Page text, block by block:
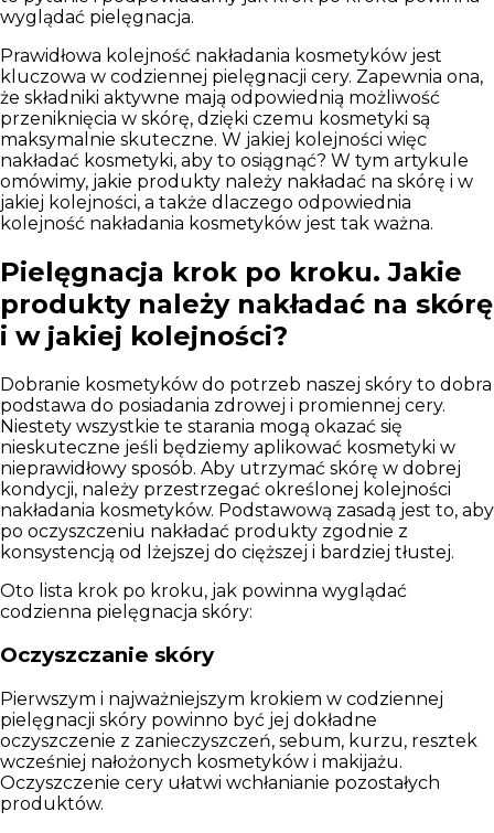
wyglądać pielęgnacja.
Prawidłowa kolejność nakładania kosmetyków jest
kluczowa w codziennej pielęgnacji cery. Zapewnia ona,
że składniki aktywne mają odpowiednią możliwość
przeniknięcia w skórę, dzięki czemu kosmetyki są
maksymalnie skuteczne. W jakiej kolejności więc
nakładać kosmetyki, aby to osiągnąć? W tym artykule
omówimy, jakie produkty należy nakładać na skórę i w
jakiej kolejności, a także dlaczego odpowiednia
kolejność nakładania kosmetyków jest tak ważna.
Pielęgnacja krok po kroku. Jakie
produkty należy nakładać na skórę
i w jakiej kolejności?
Dobranie kosmetyków do potrzeb naszej skóry to dobra
podstawa do posiadania zdrowej i promiennej cery.
Niestety wszystkie te starania mogą okazać się
nieskuteczne jeśli będziemy aplikować kosmetyki w
nieprawidłowy sposób. Aby utrzymać skórę w dobrej
kondycji, należy przestrzegać określonej kolejności
nakładania kosmetyków. Podstawową zasadą jest to, aby
po oczyszczeniu nakładać produkty zgodnie z
konsystencją od lżejszej do cięższej i bardziej tłustej.
Oto lista krok po kroku, jak powinna wyglądać
codzienna pielęgnacja skóry:
Oczyszczanie skóry
Pierwszym i najważniejszym krokiem w codziennej
pielęgnacji skóry powinno być jej dokładne
oczyszczenie z zanieczyszczeń, sebum, kurzu, resztek
wcześniej nałożonych kosmetyków i makijażu.
Oczyszczenie cery ułatwi wchłanianie pozostałych
produktów.